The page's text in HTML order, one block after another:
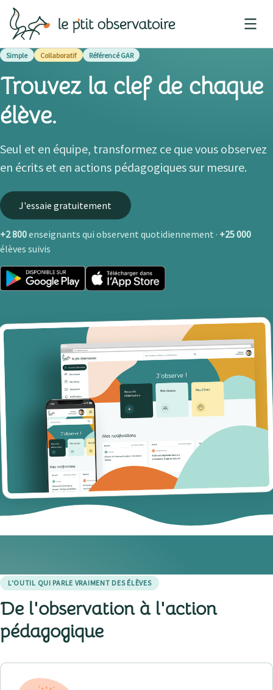
Simple Collaboratif Référencé GAR
Trouvez la clefde chaque
élève.
Seul et en équipe, transformez ce que vous observez
en écrits et en actions pédagogiques sur mesure.
J'essaie gratuitement
+2 800enseignants qui observent quotidiennement · +25 000
élèves suivis
L'OUTIL QUI PARLE VRAIMENT DES ÉLÈVES
De l'observation à l'action
pédagogique